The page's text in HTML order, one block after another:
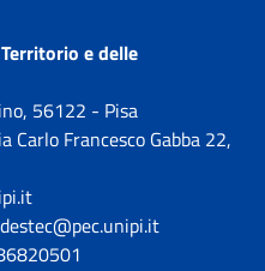
e delle
56122 - Pisa
Francesco Gabba 22,